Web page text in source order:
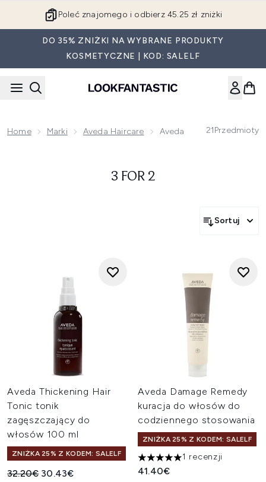
Poleć znajomego i odbierz 45.25 zł zniżki
DO 35% ZNIŻKI NA WYBRANE PRODUKTY
KOSMETYCZNE | KOD: SALELF
Home Marki Aveda Haircare Aveda 21Przedmioty
3 FOR 2
Sortuj
Aveda Thickening Hair
Tonic tonik
zagęszczający do
włosów 100 ml
ZNIŻKA 25% Z KODEM: SALELF
Sugerowana cena detaliczna:
32.20€ Aktualna cena:
30.43€
Aveda Damage Remedy
kuracja do włosów do
codziennego stosowania
ZNIŻKA 25% Z KODEM: SALELF
5 gwiazdek na maksymalnie 5
1 recenzji
41.40€